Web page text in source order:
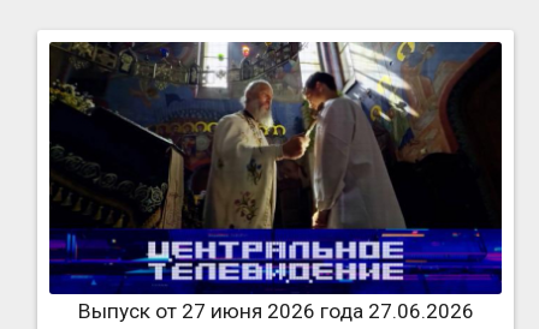
Выпуск от 27 июня 2026 года 27.06.2026